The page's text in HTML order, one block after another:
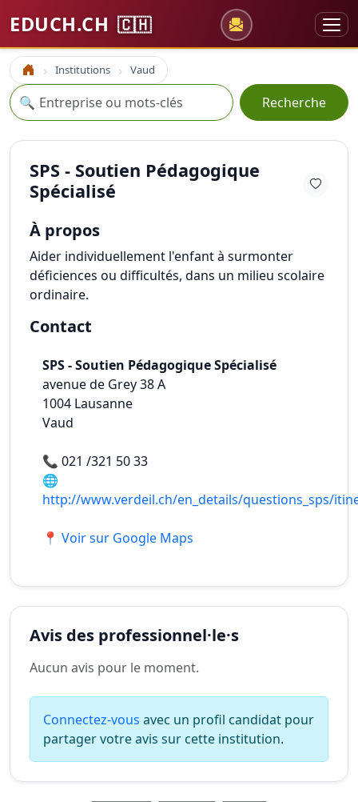
EDUCH.CH 🇨🇭
Accueil Institutions Vaud
Recherche
🔍 Recherche
SPS - Soutien Pédagogique
Spécialisé
À propos
Aider individuellement l'enfant à surmonter
déficiences ou difficultés, dans un milieu scolaire
ordinaire.
Contact
SPS - Soutien Pédagogique Spécialisé
avenue de Grey 38 A
1004 Lausanne
Vaud
📞 021 /321 50 33
🌐
http://www.verdeil.ch/en_details/questions_sps/
📍 Voir sur Google Maps
Avis des professionnel·le·s
Aucun avis pour le moment.
Connectez-vous avec un profil candidat pour
partager votre avis sur cette institution.